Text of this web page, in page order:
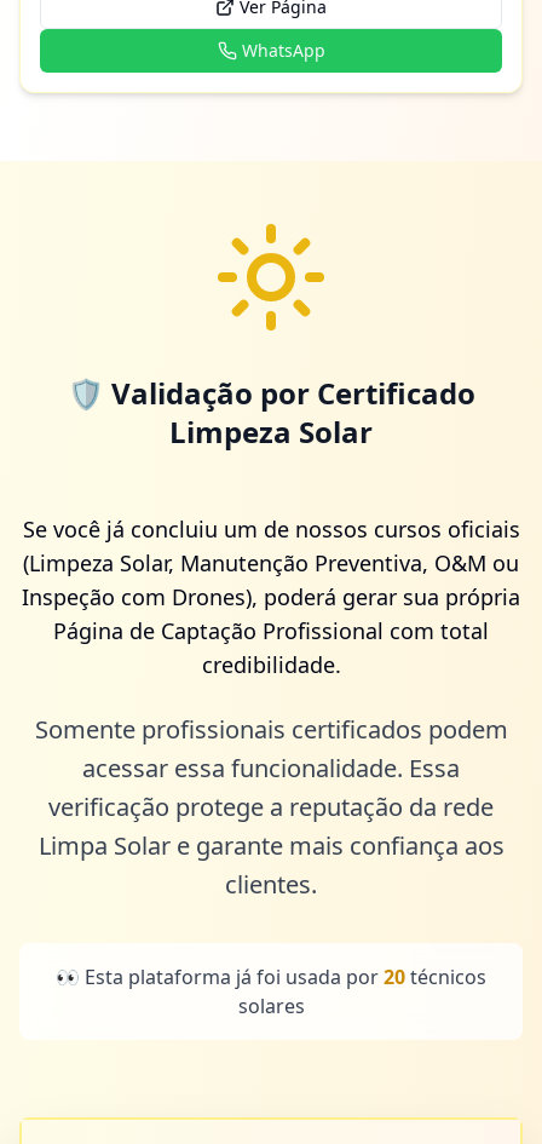
Ver Página
WhatsApp
🛡️ Validação por Certificado
Limpeza Solar
Se você já concluiu um de nossos cursos oficiais
(Limpeza Solar, Manutenção Preventiva, O&M ou
Inspeção com Drones), poderá gerar sua própria
Página de Captação Profissional com total
credibilidade.
Somente profissionais certificados podem
acessar essa funcionalidade. Essa
verificação protege a reputação da rede
Limpa Solar e garante mais confiança aos
clientes.
👀 Esta plataforma já foi usada por20técnicos
solares